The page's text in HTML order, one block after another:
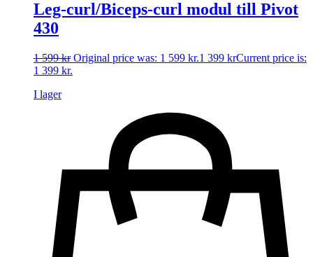
Leg-curl/Biceps-curl modul till Pivot
430
1 599kr Original price was: 1 599 kr.1 399 krCurrent price is:
1 399 kr.
I lager